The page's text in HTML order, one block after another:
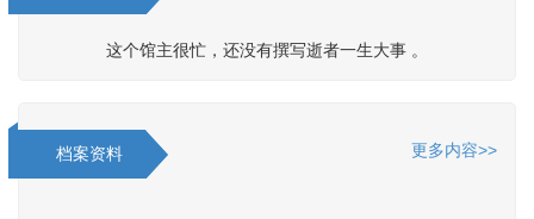
这个馆主很忙，还没有撰写逝者一生大事 。
档案资料 更多内容>>